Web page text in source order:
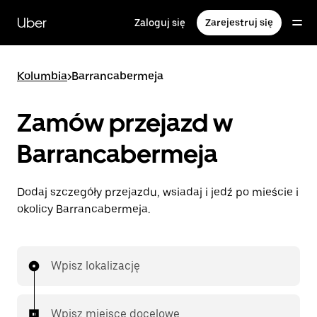
głównej
zawartości
Uber Zaloguj się Zarejestruj się
Kolumbia>Barrancabermeja
Zamów przejazd w
Barrancabermeja
Dodaj szczegóły przejazdu, wsiadaj i jedź po mieście i
okolicy Barrancabermeja.
Wpisz lokalizację
Wpisz miejsce docelowe